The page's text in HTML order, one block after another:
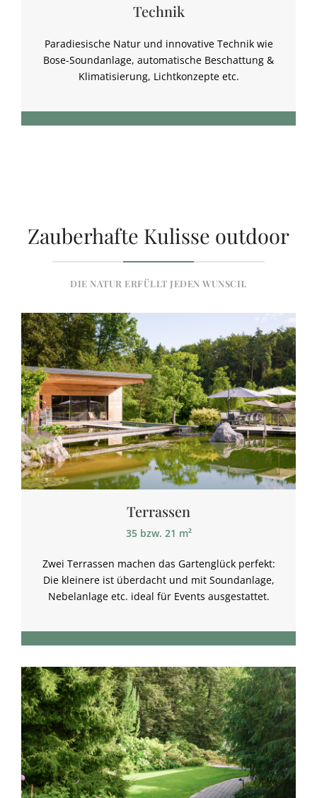
Technik
Paradiesische Natur und innovative Technik wie
Bose-Soundanlage, automatische Beschattung &
Klimatisierung, Lichtkonzepte etc.
Zauberhafte Kulisse outdoor
DIE NATUR ERFÜLLT JEDEN WUNSCH.
Terrassen
35 bzw. 21 m²
Zwei Terrassen machen das Gartenglück perfekt:
Die kleinere ist überdacht und mit Soundanlage,
Nebelanlage etc. ideal für Events ausgestattet.